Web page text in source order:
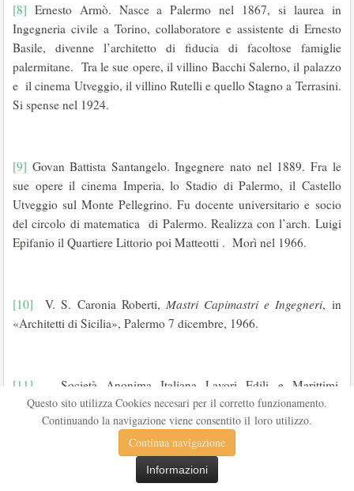
[8] Ernesto Armò. Nasce a Palermo nel 1867, si laurea in
Ingegneria civile a Torino, collaboratore e assistente di Ernesto
Basile, divenne l’architetto di fiducia di facoltose famiglie
palermitane. Tra le sue opere, il villino Bacchi Salerno, il palazzo
e il cinema Utveggio, il villino Rutelli e quello Stagno a Terrasini.
Si spense nel 1924.
[9] Govan Battista Santangelo. Ingegnere nato nel 1889. Fra le
sue opere il cinema Imperia, lo Stadio di Palermo, il Castello
Utveggio sul Monte Pellegrino. Fu docente universitario e socio
del circolo di matematica di Palermo. Realizza con l’arch. Luigi
Epifanio il Quartiere Littorio poi Matteotti . Morì nel 1966.
[10] V. S. Caronia Roberti, Mastri Capimastri e Ingegneri, in
«Architetti di Sicilia», Palermo 7 dicembre, 1966.
[11] Società Anonima Italiana Lavori Edili e Marittimi,
impegnata dagli anni venti in poi nella sistemazione e
realizzazione delle opere di ampliamento del Porto di Palermo.
Architetture e Opere pubbliche a Palermo 1930-
, Novecento editrice, Palermo 1999.
Questo sito utilizza Cookies necesari per il corretto funzionamento.
Continuando la navigazione viene consentito il loro utilizzo.
Continua navigazione
Informazioni